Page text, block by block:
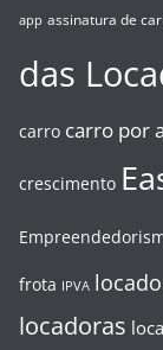
app assinatura de
das
carro carro por
crescimento
frota IPVA
locadoras